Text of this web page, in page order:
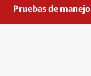
Pruebas de manejo